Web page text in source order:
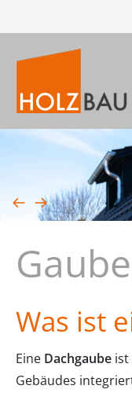
Was ist
Eine Dachgaube ist
Gebäudes
Dachstuhl
Gauben
Dacheindeckung
Energetische
Carports
Dachfenster
Holzterrassen
FAQ Dachstuhl